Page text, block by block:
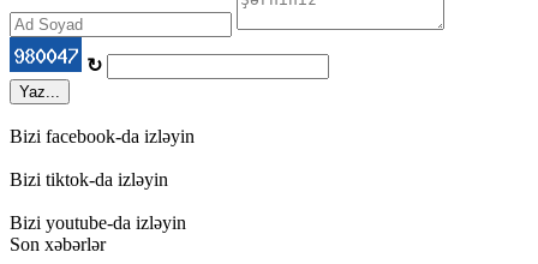
↻
Yaz...
Bizi facebook-da izləyin
Bizi tiktok-da izləyin
Bizi youtube-da izləyin
Son xəbərlər